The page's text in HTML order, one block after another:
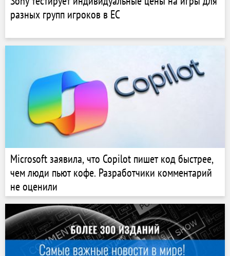
разных групп игроков в ЕС
Microsoft заявила, что Copilot пишет код быстрее,
чем люди пьют кофе. Разработчики комментарий
не оценили